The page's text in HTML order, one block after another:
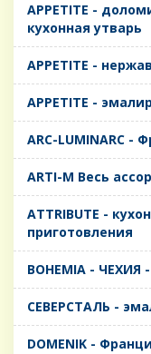
APPETITE -
кухонная утварь
APPETITE -
APPETITE -
ARC-LUMINARC -
ARTI-M Весь
ATTRIBUTE -
приготовления
BOHEMIA - ЧЕХИЯ
CЕВЕРСТАЛЬ -
DOMENIK -